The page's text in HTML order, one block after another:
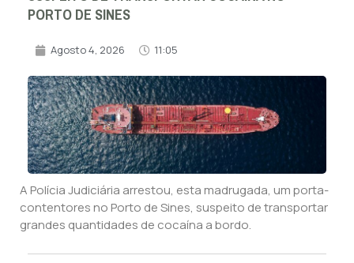
PORTO DE SINES
Agosto 4, 2026 11:05
A Polícia Judiciária arrestou, esta madrugada, um porta-
contentores no Porto de Sines, suspeito de transportar
grandes quantidades de cocaína a bordo.